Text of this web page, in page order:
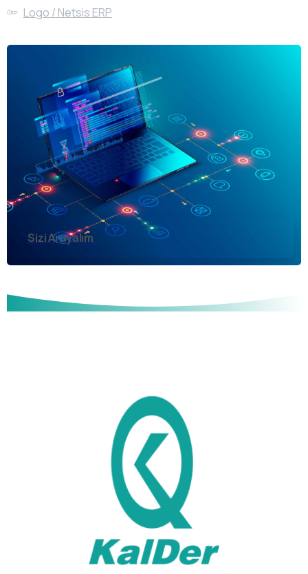
Logo / Netsis ERP
Sizi Arayalım